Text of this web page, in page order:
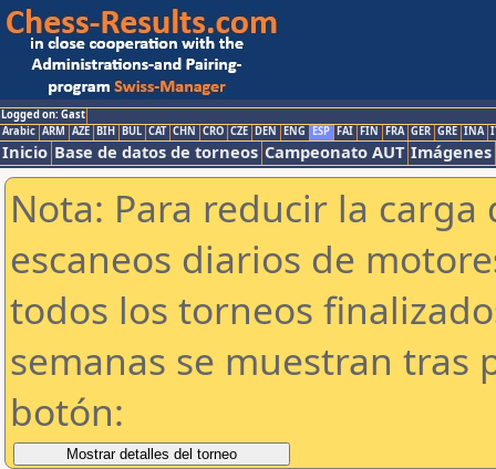
Logged on: Gast
Arabic ARM AZE BIH BUL CAT CHN CRO CZE DEN ENG ESP FAI FIN FRA GER GRE INA
Inicio Base de datos de torneos Campeonato AUT Imágenes
Nota: Para reducir la
escaneos diarios de
todos los torneos
semanas se muestran tras
botón: